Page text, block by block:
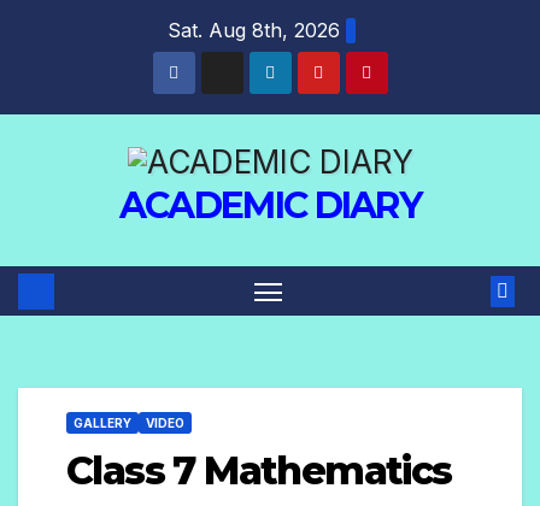
Sat. Aug 8th, 2026
ACADEMIC DIARY
GALLERY VIDEO
Class 7 Mathematics